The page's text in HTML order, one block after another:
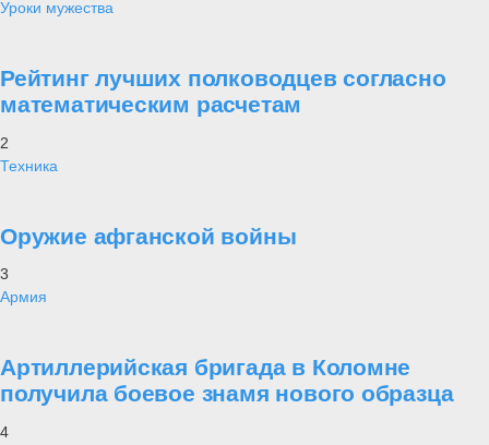
Уроки мужества
Рейтинг лучших полководцев согласно
математическим расчетам
2
Техника
Оружие афганской войны
3
Армия
Артиллерийская бригада в Коломне
получила боевое знамя нового образца
4